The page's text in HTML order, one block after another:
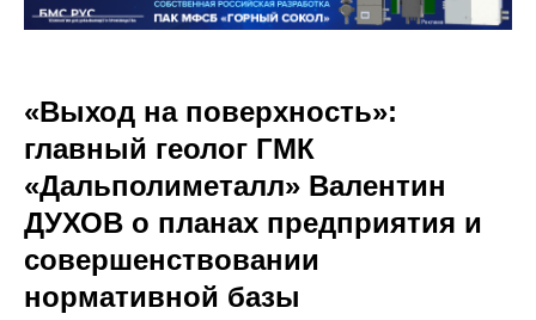
«Выход на поверхность»:
главный геолог ГМК
«Дальполиметалл» Валентин
ДУХОВ о планах предприятия и
совершенствовании
нормативной базы